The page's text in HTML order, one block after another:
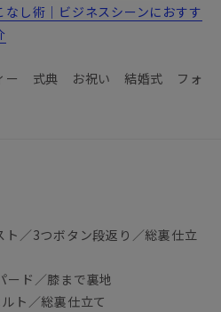
し術｜ビジネスシーンにおすす
ー 式典 お祝い 結婚式 フォ
ト／3つボタン段返り／総裏仕立
ード／膝まで裏地
ト／総裏仕立て